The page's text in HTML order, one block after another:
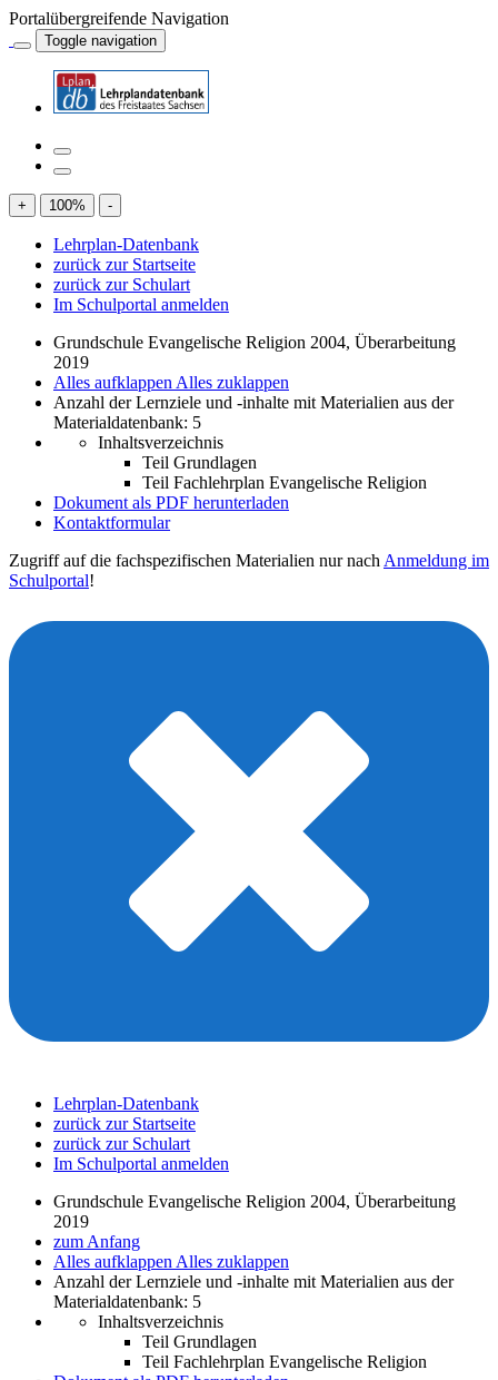
Portalübergreifende Navigation
Toggle navigation
+ 100% -
Lehrplan-Datenbank
zurück zur Startseite
zurück zur Schulart
Im Schulportal anmelden
Grundschule Evangelische Religion 2004, Überarbeitung
2019
Alles aufklappen Alles zuklappen
Anzahl der Lernziele und -inhalte mit Materialien aus der
Materialdatenbank: 5
Inhaltsverzeichnis
Teil Grundlagen
Teil Fachlehrplan Evangelische Religion
Dokument als PDF herunterladen
Kontaktformular
Zugriff auf die fachspezifischen Materialien nur nach Anmeldung im
Schulportal!
Lehrplan-Datenbank
zurück zur Startseite
zurück zur Schulart
Im Schulportal anmelden
Grundschule Evangelische Religion 2004, Überarbeitung
2019
zum Anfang
Alles aufklappen Alles zuklappen
Anzahl der Lernziele und -inhalte mit Materialien aus der
Materialdatenbank: 5
Inhaltsverzeichnis
Teil Grundlagen
Teil Fachlehrplan Evangelische Religion